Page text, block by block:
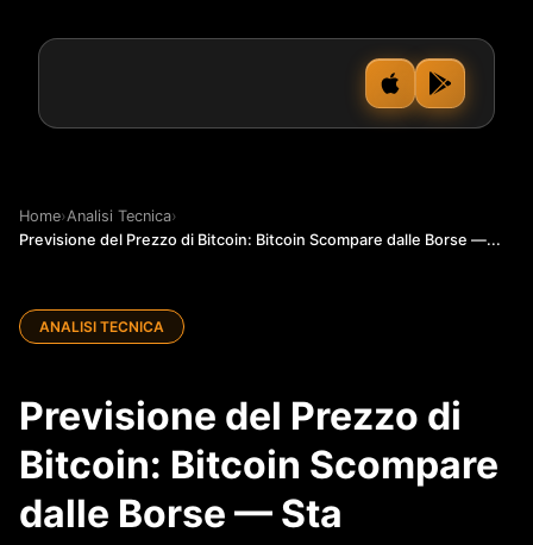
Home›Analisi Tecnica›
Previsione del Prezzo di Bitcoin: Bitcoin Scompare dalle Borse —...
ANALISI TECNICA
Previsione del Prezzo di
Bitcoin: Bitcoin Scompare
dalle Borse — Sta